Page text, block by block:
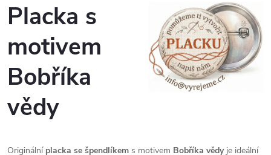
Placka s
motivem
Bobříka
vědy
Originální placka se špendlíkem s motivem Bobříka vědyje ideální